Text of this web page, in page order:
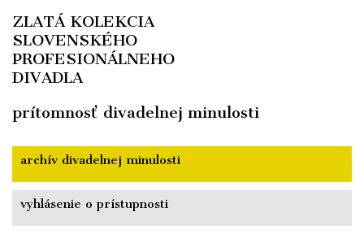
ZLATÁ KOLEKCIA
SLOVENSKÉHO
PROFESIONÁLNEHO
DIVADLA
prítomnosť divadelnej minulosti
archív divadelnej minulosti
vyhlásenie o prístupnosti